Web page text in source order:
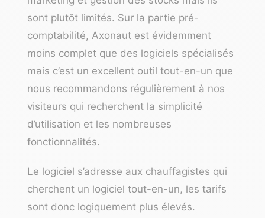
sont plutôt limités. Sur la partie pré-
comptabilité, Axonaut est évidemment
moins complet que des logiciels spécialisés
mais c’est un excellent outil tout-en-un que
nous recommandons régulièrement à nos
visiteurs qui recherchent la simplicité
d’utilisation et les nombreuses
fonctionnalités.
Le logiciel s’adresse aux chauffagistes qui
cherchent un logiciel tout-en-un, les tarifs
sont donc logiquement plus élevés.